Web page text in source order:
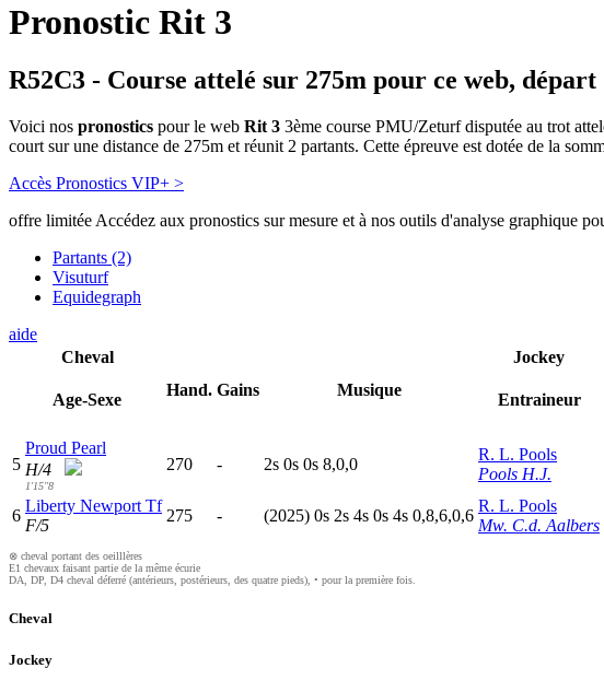
Pronostic Rit 3
R52C3 - Course attelé sur 275m pour ce web, départ
Voici nos pronostics pour le web Rit 3 3ème course PMU/Zeturf disputée au trot
court sur une distance de 275m et réunit 2 partants. Cette épreuve est dotée de la
Accès Pronostics VIP+ >
offre limitée Accédez aux pronostics sur mesure et à nos outils d'analyse graphique
Partants (2)
Visuturf
Equidegraph
aide
Cheval
Age-Sexe
Hand. Gains Musique
Jockey
Entraineur
5
Proud Pearl
H/4
1'15"8
270 - 2s 0s 0s 8,0,0
R. L. Pools
Pools H.J.
6
Liberty Newport Tf
F/5
275 - (2025) 0s 2s 4s 0s 4s 0,8,6,0,6
R. L. Pools
Mw. C.d. Aalbers
⊗ cheval portant des oeilllères
E1 chevaux faisant partie de la même écurie
DA, DP, D4 cheval déferré (antérieurs, postérieurs, des quatre pieds), • pour la première fois.
Cheval
Jockey